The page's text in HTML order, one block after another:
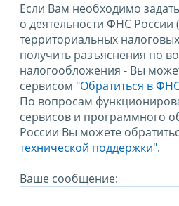
Если Вам необходимо
о деятельности ФНС России
территориальных
получить разъяснения по
налогообложения - Вы
сервисом "Обратиться в
По вопросам
сервисов и программного
России Вы можете
технической поддержки".
Ваше сообщение: